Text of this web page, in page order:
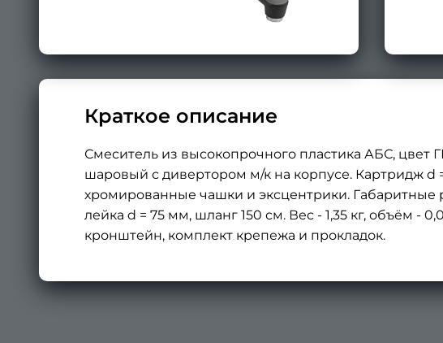
Краткое описание
Смеситель из высокопрочного пластика АБС,
шаровый с дивертором м/к на корпусе. Картридж d
хромированные чашки и эксцентрики.
лейка d = 75 мм, шланг 150 см. Вес - 1,35 кг, объём -
кронштейн, комплект крепежа и прокладок.